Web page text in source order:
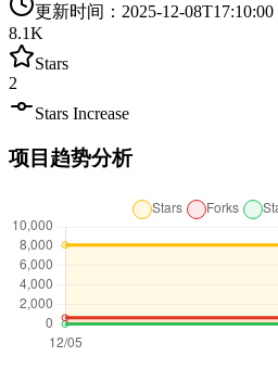
更新时间 ： 2025-12-08T17:10:00
8.1K
Stars
2
Stars Increase
项目趋势分析